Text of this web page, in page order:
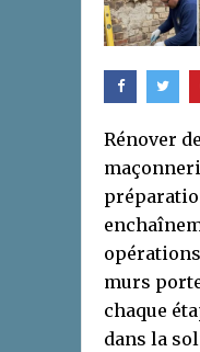
Rénover
murs
chaque
dans la